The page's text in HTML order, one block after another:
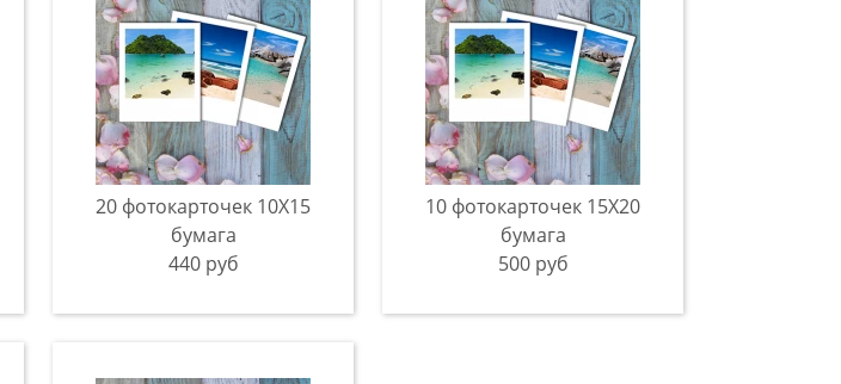
20 фотокарточек 10Х15
бумага
440 руб
10 фотокарточек 15Х20
бумага
500 руб